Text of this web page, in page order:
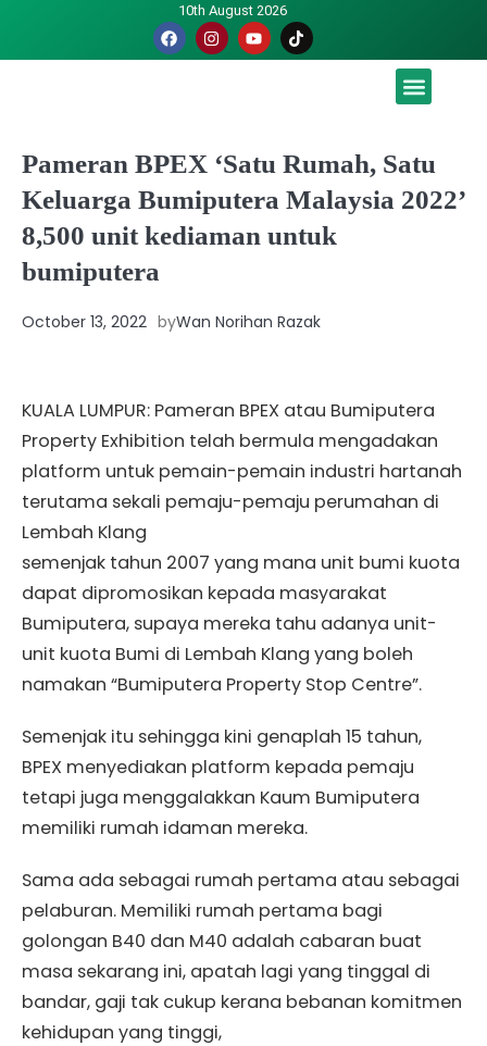
10th August 2026
Pameran BPEX ‘Satu Rumah, Satu
Keluarga Bumiputera Malaysia 2022’
8,500 unit kediaman untuk
bumiputera
October 13, 2022 byWan Norihan Razak
KUALA LUMPUR: Pameran BPEX atau Bumiputera
Property Exhibition telah bermula mengadakan
platform untuk pemain-pemain industri hartanah
terutama sekali pemaju-pemaju perumahan di
Lembah Klang
semenjak tahun 2007 yang mana unit bumi kuota
dapat dipromosikan kepada masyarakat
Bumiputera, supaya mereka tahu adanya unit-
unit kuota Bumi di Lembah Klang yang boleh
namakan “Bumiputera Property Stop Centre”.
Semenjak itu sehingga kini genaplah 15 tahun,
BPEX menyediakan platform kepada pemaju
tetapi juga menggalakkan Kaum Bumiputera
memiliki rumah idaman mereka.
Sama ada sebagai rumah pertama atau sebagai
pelaburan. Memiliki rumah pertama bagi
golongan B40 dan M40 adalah cabaran buat
masa sekarang ini, apatah lagi yang tinggal di
bandar, gaji tak cukup kerana bebanan komitmen
kehidupan yang tinggi,